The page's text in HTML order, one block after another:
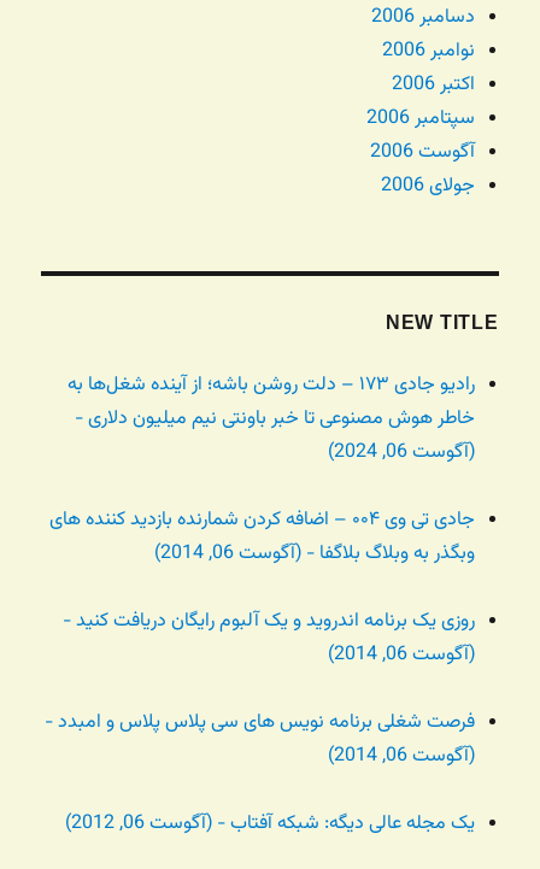
دسامبر 2006
نوامبر 2006
اکتبر 2006
سپتامبر 2006
آگوست 2006
جولای 2006
NEW TITLE
رادیو جادی ۱۷۳ – دلت روشن باشه؛ از آینده شغل‌ها به
خاطر هوش مصنوعی تا خبر باونتی نیم میلیون دلاری -
(آگوست 06, 2024)
جادی تی وی ۰۰۴ – اضافه کردن شمارنده بازدید کننده های
وبگذر به وبلاگ بلاگفا - (آگوست 06, 2014)
روزی یک برنامه اندروید و یک آلبوم رایگان دریافت کنید -
(آگوست 06, 2014)
فرصت شغلی برنامه نویس های سی پلاس پلاس و امبدد -
(آگوست 06, 2014)
یک مجله عالی دیگه: شبکه آفتاب - (آگوست 06, 2012)